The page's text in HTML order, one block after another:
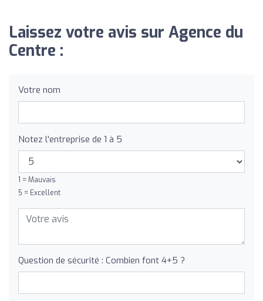
Laissez votre avis sur Agence du
Centre :
Votre nom
Notez l'entreprise de 1 à 5
1 = Mauvais
5 = Excellent
Question de sécurité : Combien font 4+5 ?